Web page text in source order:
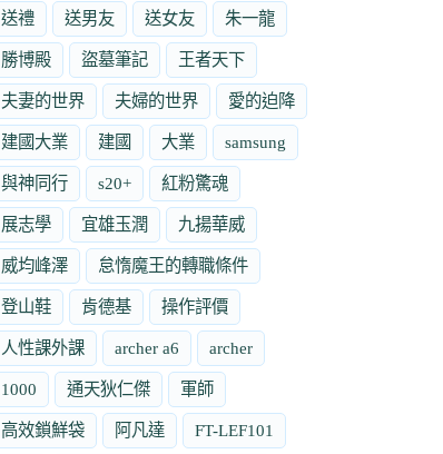
送禮 送男友 送女友 朱一龍
勝博殿 盜墓筆記 王者天下
夫妻的世界 夫婦的世界 愛的迫降
建國大業 建國 大業 samsung
與神同行 s20+ 紅粉驚魂
展志學 宜雄玉潤 九揚華威
威均峰澤 怠惰魔王的轉職條件
登山鞋 肯德基 操作評價
人性課外課 archer a6 archer
1000 通天狄仁傑 軍師
高效鎖鮮袋 阿凡達 FT-LEF101